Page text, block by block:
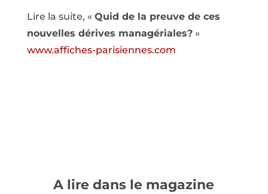
Lire la suite, « Quid de la preuve de ces
nouvelles dérives managériales?»
www.affiches-parisiennes.com
A lire dans le magazine